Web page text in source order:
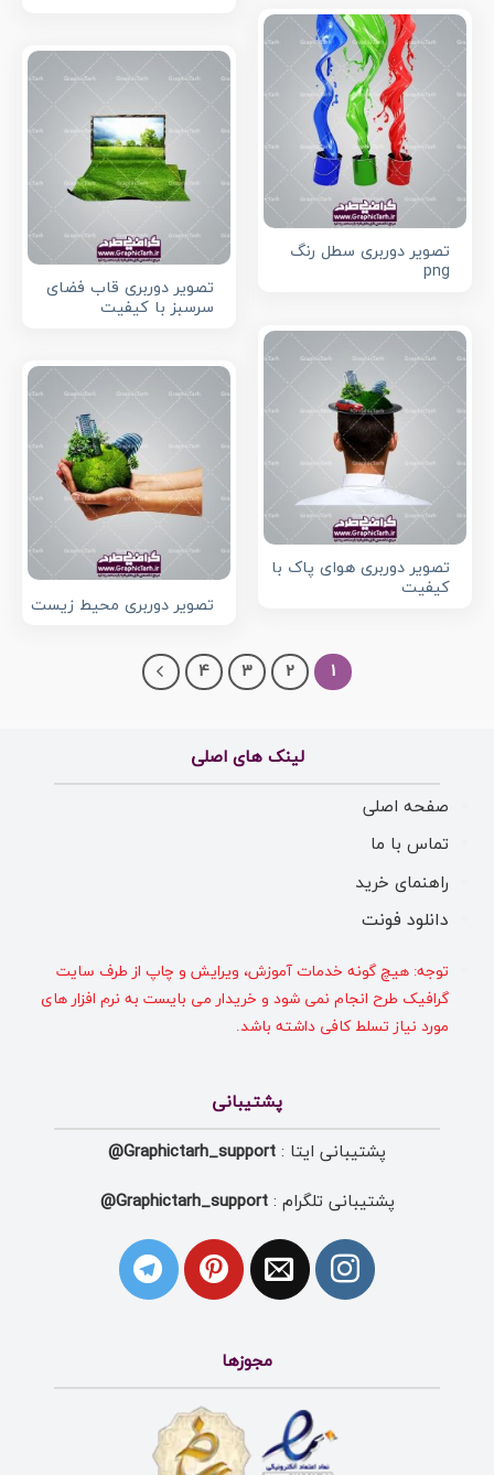
تصویر دوربری سطل رنگ
png
تصویر دوربری قاب فضای
سرسبز با کیفیت
تصویر دوربری هوای پاک با
کیفیت
تصویر دوربری محیط زیست
1
2
3
4
لینک های اصلی
صفحه اصلی
تماس با ما
راهنمای خرید
دانلود فونت
توجه: هیچ گونه خدمات آموزش، ویرایش و چاپ از طرف سایت
گرافیک طرح انجام نمی شود و خریدار می بایست به نرم افزار های
مورد نیاز تسلط کافی داشته باشد.
پشتیبانی
پشتیبانی ایتا : Graphictarh_support@
پشتیبانی تلگرام :Graphictarh_support@
مجوزها